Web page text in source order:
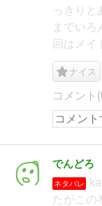
っきりと
までい
回はメイ
ナイス
コメント
でんどろ
ネタバレ
たがこの